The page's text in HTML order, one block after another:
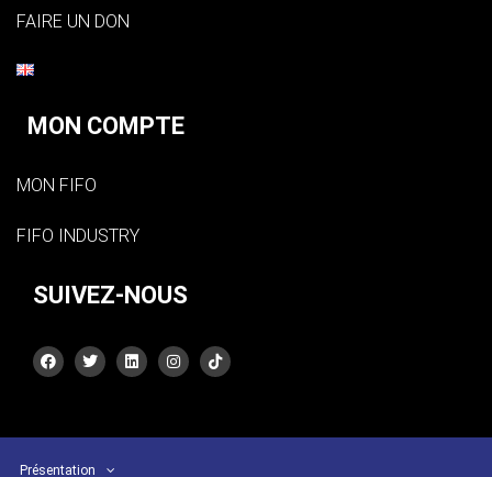
FAIRE UN DON
MON COMPTE
MON FIFO
FIFO INDUSTRY
SUIVEZ-NOUS
Présentation